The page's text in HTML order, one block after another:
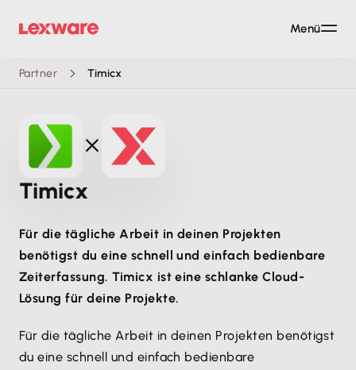
Partner Timicx
Timicx
Für die tägliche Arbeit in deinen Projekten
benötigst du eine schnell und einfach bedienbare
Zeiterfassung. Timicx ist eine schlanke Cloud-
Lösung für deine Projekte.
Für die tägliche Arbeit in deinen Projekten benötigst
du eine schnell und einfach bedienbare
Menü